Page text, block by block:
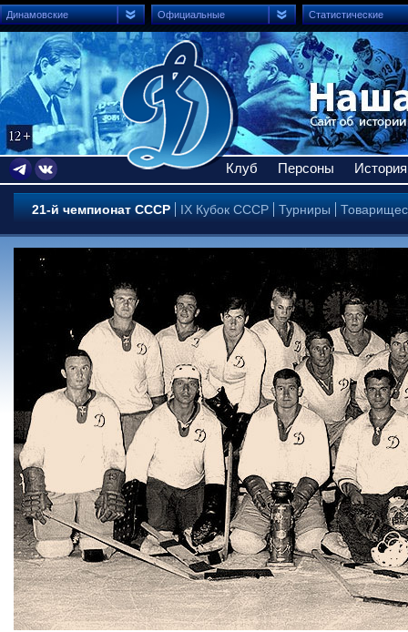
Динамовские Официальные Статистические
Клуб Персоны История
21-й чемпионат СССР IX Кубок СССР Турниры